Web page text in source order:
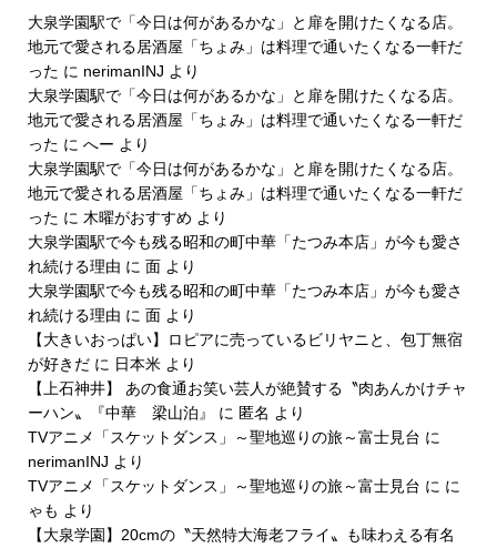
大泉学園駅で「今日は何があるかな」と扉を開けたくなる店。
地元で愛される居酒屋「ちょみ」は料理で通いたくなる一軒だ
った に nerimanINJ より
大泉学園駅で「今日は何があるかな」と扉を開けたくなる店。
地元で愛される居酒屋「ちょみ」は料理で通いたくなる一軒だ
った に へー より
大泉学園駅で「今日は何があるかな」と扉を開けたくなる店。
地元で愛される居酒屋「ちょみ」は料理で通いたくなる一軒だ
った に 木曜がおすすめ より
大泉学園駅で今も残る昭和の町中華「たつみ本店」が今も愛さ
れ続ける理由 に 面より
大泉学園駅で今も残る昭和の町中華「たつみ本店」が今も愛さ
れ続ける理由 に 面より
【大きいおっぱい】ロピアに売っているビリヤニと、包丁無宿
が好きだに 日本米より
【上石神井】 あの食通お笑い芸人が絶賛する〝肉あんかけチャ
ーハン〟『中華 梁山泊』
に 匿名 より
TVアニメ「スケットダンス」～聖地巡りの旅～富士見台 に
nerimanINJ より
TVアニメ「スケットダンス」～聖地巡りの旅～富士見台 に に
ゃも より
【大泉学園】20cmの〝天然特大海老フライ〟も味わえる有名